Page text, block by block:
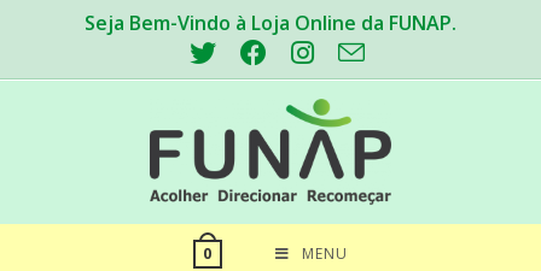
Seja Bem-Vindo à Loja Online da FUNAP.
0 MENU